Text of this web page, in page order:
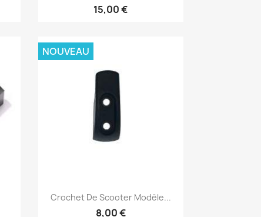
15,00 €
Aperçu rapide
Crochet De Scooter Modèle...
8,00 €
NOUVEAU